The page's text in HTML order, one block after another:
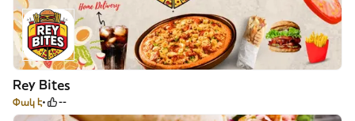
Rey Bites
Փակ է --